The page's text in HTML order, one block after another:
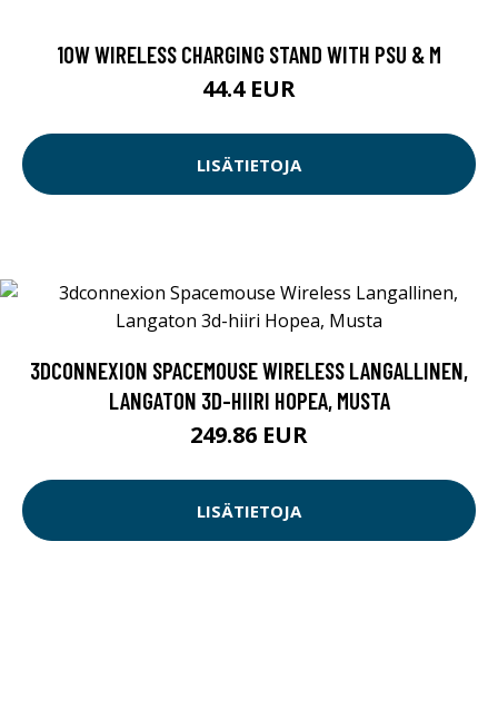
10W WIRELESS CHARGING STAND WITH PSU & M
44.4 EUR
LISÄTIETOJA
3DCONNEXION SPACEMOUSE WIRELESS LANGALLINEN,
LANGATON 3D-HIIRI HOPEA, MUSTA
249.86 EUR
LISÄTIETOJA